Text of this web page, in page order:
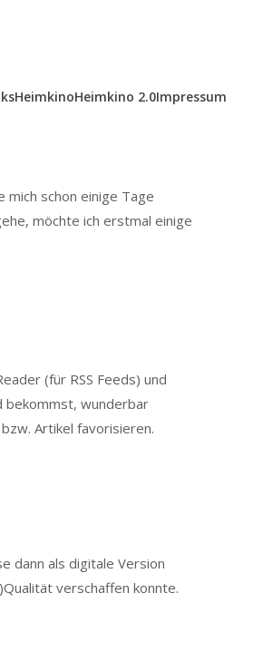
HeimkinoHeimkino 2.0Impressum
mich schon einige Tage
möchte ich erstmal einige
(für RSS Feeds) und
bekommst, wunderbar
Artikel favorisieren.
dann als digitale Version
verschaffen konnte.